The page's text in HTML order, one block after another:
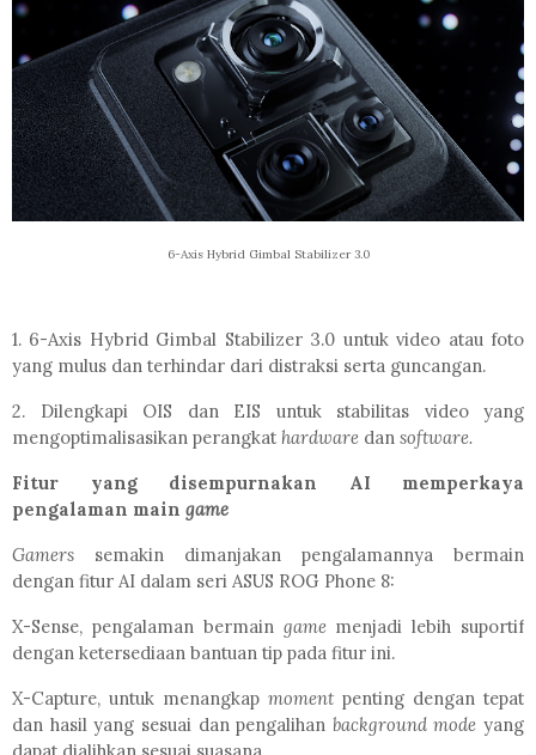
6-Axis Hybrid Gimbal Stabilizer 3.0
1. 6-Axis Hybrid Gimbal Stabilizer 3.0 untuk video atau foto
yang mulus dan terhindar dari distraksi serta guncangan.
2. Dilengkapi OIS dan EIS untuk stabilitas video yang
mengoptimalisasikan perangkathardware dan software.
Fitur yang disempurnakan AI memperkaya
pengalaman main game
Gamers semakin dimanjakan pengalamannya bermain
dengan fitur AI dalam seri ASUS ROG Phone 8:
X-Sense, pengalaman bermain game menjadi lebih suportif
dengan ketersediaan bantuan tip pada fitur ini.
X-Capture, untuk menangkap moment penting dengan tepat
dan hasil yang sesuai dan pengalihan background mode yang